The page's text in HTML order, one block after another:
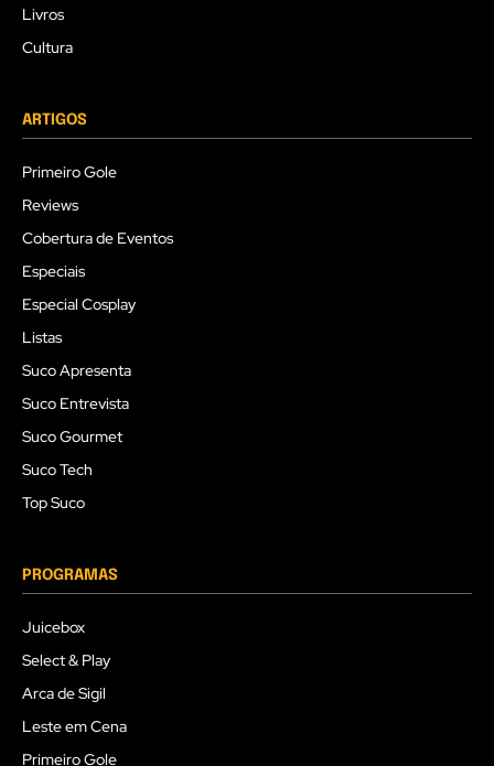
Livros
Cultura
ARTIGOS
Primeiro Gole
Reviews
Cobertura de Eventos
Especiais
Especial Cosplay
Listas
Suco Apresenta
Suco Entrevista
Suco Gourmet
Suco Tech
Top Suco
PROGRAMAS
Juicebox
Select & Play
Arca de Sigil
Leste em Cena
Primeiro Gole